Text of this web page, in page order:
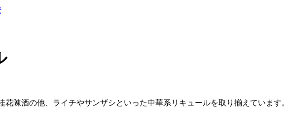
花陳酒の他、ライチやサンザシといった中華系リキュールを取り揃えています。